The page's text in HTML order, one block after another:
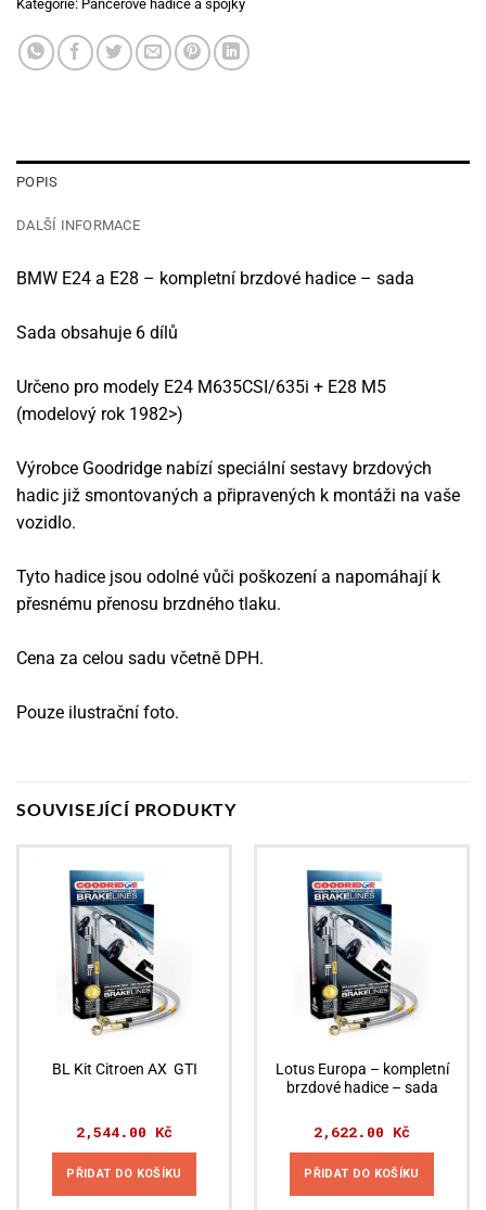
Kategorie: Pancéřové hadice a spojky
POPIS
DALŠÍ INFORMACE
BMW E24 a E28 – kompletní brzdové hadice – sada
Sada obsahuje 6 dílů
Určeno pro modely E24 M635CSI/635i + E28 M5
(modelový rok 1982>)
Výrobce Goodridge nabízí speciální sestavy brzdových
hadic již smontovaných a připravených k montáži na vaše
vozidlo.
Tyto hadice jsou odolné vůči poškození a napomáhají k
přesnému přenosu brzdného tlaku.
Cena za celou sadu včetně DPH.
Pouze ilustrační foto.
SOUVISEJÍCÍ PRODUKTY
BL Kit Citroen AX GTI
2,544.00 Kč
PŘIDAT DO KOŠÍKU
Lotus Europa – kompletní
brzdové hadice – sada
2,622.00 Kč
PŘIDAT DO KOŠÍKU